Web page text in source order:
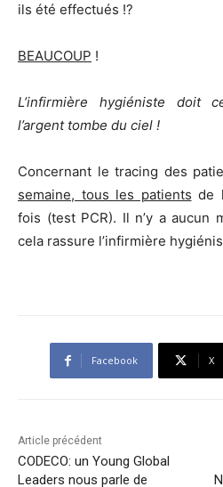
ils été effectués !?
BEAUCOUP !
L’infirmière hygiéniste doit
l’argent tombe du ciel !
Concernant le tracing des
semaine, tous les patients de
fois (test PCR). Il n’y a aucun
cela rassure l’infirmière
Facebook X
Article précédent
CODECO: un Young Global
Leaders nous parle de